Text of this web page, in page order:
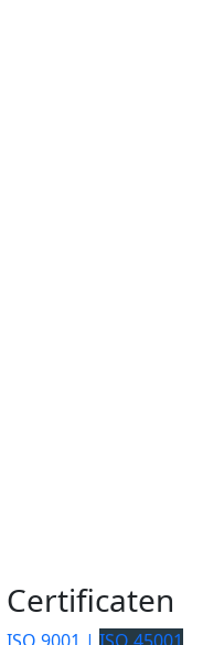
Certificaten